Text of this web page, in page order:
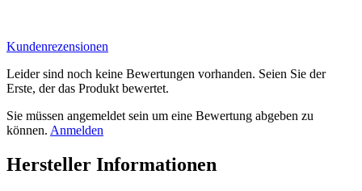
Kundenrezensionen
Leider sind noch keine Bewertungen vorhanden. Seien Sie der
Erste, der das Produkt bewertet.
Sie müssen angemeldet sein um eine Bewertung abgeben zu
können. Anmelden
Hersteller Informationen